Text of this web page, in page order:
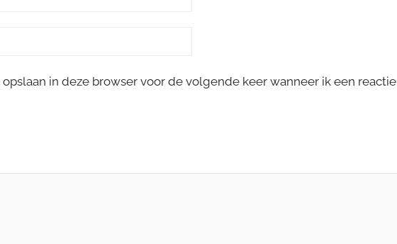
in deze browser voor de volgende keer wanneer ik een reactie